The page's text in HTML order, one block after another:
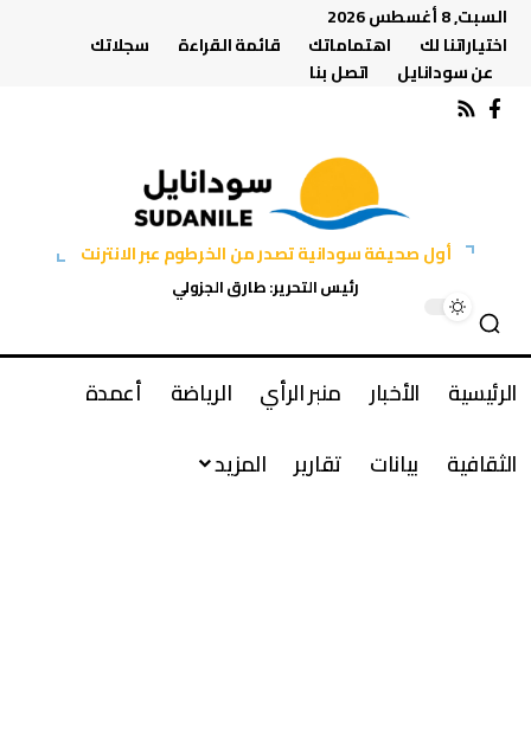
السبت, 8 أغسطس 2026
اختياراتنا لك
اهتماماتك قائمة القراءة
سجلاتك
عن سودانايل
اتصل بنا
أول صحيفة سودانية تصدر من الخرطوم عبر الانترنت
رئيس التحرير: طارق الجزولي
الرئيسية الأخبار منبر الرأي الرياضة
أعمدة
الثقافية
بيانات تقارير المزيد